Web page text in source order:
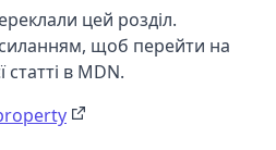
цей розділ.
щоб перейти на
статті в MDN.